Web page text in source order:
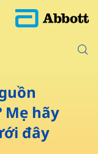
Mẹ hãy
đây